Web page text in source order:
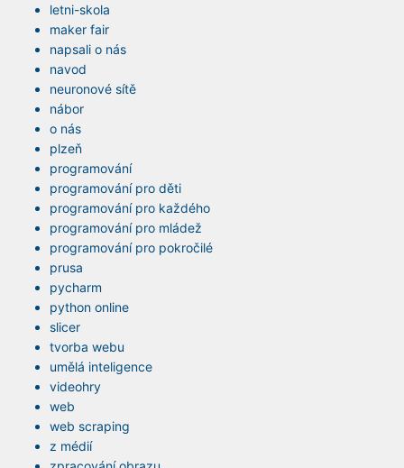
letni-skola
maker fair
napsali o nás
navod
neuronové sítě
nábor
o nás
plzeň
programování
programování pro děti
programování pro každého
programování pro mládež
programování pro pokročilé
prusa
pycharm
python online
slicer
tvorba webu
umělá inteligence
videohry
web
web scraping
z médií